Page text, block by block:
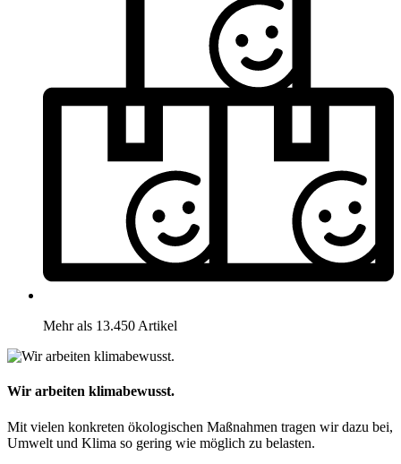
Mehr als 13.450 Artikel
Wir arbeiten klimabewusst.
Mit vielen konkreten ökologischen Maßnahmen tragen wir dazu bei,
Umwelt und Klima so gering wie möglich zu belasten.